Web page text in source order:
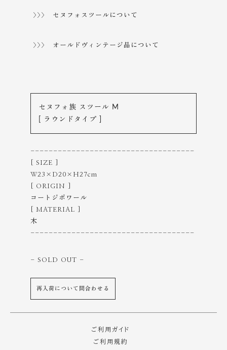
>>> セヌフォスツールについて
>>> オールドヴィンテージ品について
セヌフォ族 スツール M
[ ラウンドタイプ ]
------------------------------------
[ SIZE ]
W23×D20×H27cm
[ ORIGIN ]
コートジボワール
[ MATERIAL ]
木
------------------------------------
- SOLD OUT -
再入荷について問合わせる
ご利用ガイド
ご利用規約